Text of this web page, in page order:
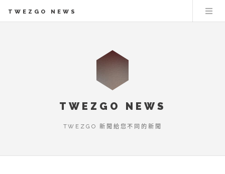
TWEZGO NEWS
TWEZGO NEWS
TWEZGO 新聞給您不同的新聞